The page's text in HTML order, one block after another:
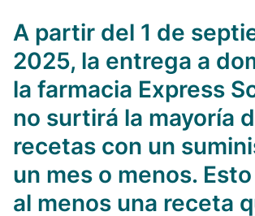
A partir del 1 de
2025, la entrega a
la farmacia Express
no surtirá la mayoría
recetas con un
un mes o menos.
al menos una receta